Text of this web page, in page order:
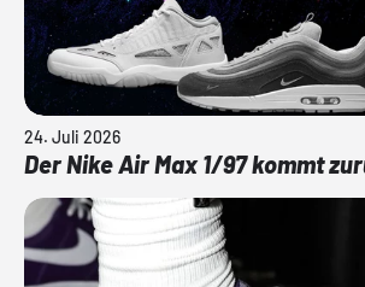
24. Juli 2026
Der Nike Air Max 1/97 kommt